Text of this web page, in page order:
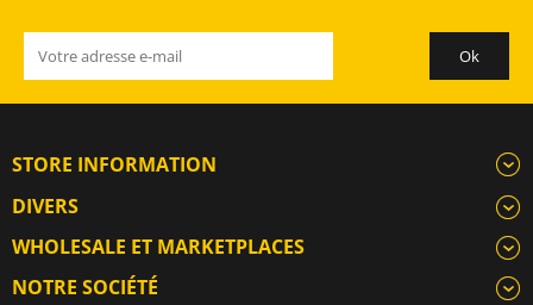
STORE INFORMATION
DIVERS
WHOLESALE ET MARKETPLACES
NOTRE SOCIÉTÉ